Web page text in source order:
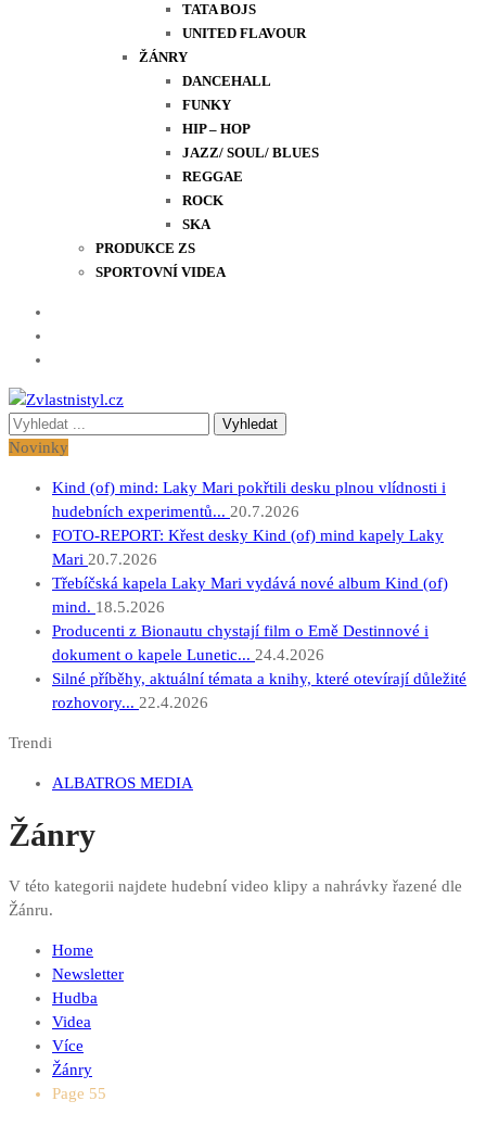
TATA BOJS
UNITED FLAVOUR
ŽÁNRY
DANCEHALL
FUNKY
HIP – HOP
JAZZ/ SOUL/ BLUES
REGGAE
ROCK
SKA
PRODUKCE ZS
SPORTOVNÍ VIDEA
Zvlastnistyl.cz
Pramen kultury, zábavy a životního stylu
Vyhledávání
pro:
Novinky
Kind (of) mind: Laky Mari pokřtili desku plnou vlídnosti i
hudebních experimentů... 20.7.2026
FOTO-REPORT: Křest desky Kind (of) mind kapely Laky
Mari 20.7.2026
Třebíčská kapela Laky Mari vydává nové album Kind (of)
mind. 18.5.2026
Producenti z Bionautu chystají film o Emě Destinnové i
dokument o kapele Lunetic... 24.4.2026
Silné příběhy, aktuální témata a knihy, které otevírají důležité
rozhovory... 22.4.2026
Trendi
ALBATROS MEDIA
Žánry
V této kategorii najdete hudební video klipy a nahrávky řazené dle
Žánru.
Home
Newsletter
Hudba
Videa
Více
Žánry
Page 55